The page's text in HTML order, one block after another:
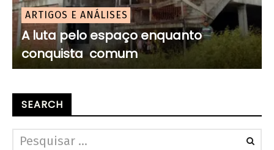
ARTIGOS E ANÁLISES
A luta pelo espaço enquanto
conquista comum
SEARCH